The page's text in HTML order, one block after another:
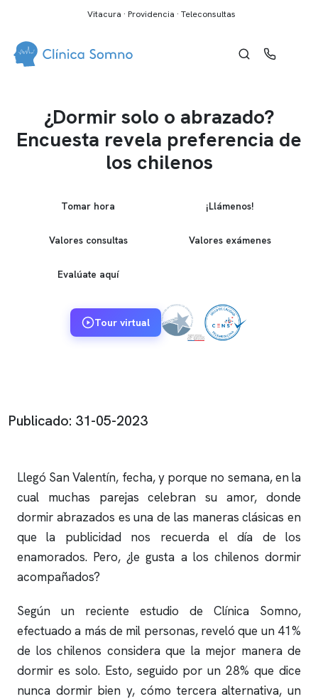
Vitacura · Providencia · Teleconsultas
¿Dormir solo o abrazado?
Encuesta revela preferencia de
los chilenos
Tomar hora ¡Llámenos!
Valores consultas Valores exámenes
Evalúate aquí
Tour virtual
Publicado: 31-05-2023
Llegó San Valentín, fecha, y porque no semana, en la
cual muchas parejas celebran su amor, donde
dormir abrazados es una de las maneras clásicas en
que la publicidad nos recuerda el día de los
enamorados. Pero, ¿le gusta a los chilenos dormir
acompañados?
Según un reciente estudio de Clínica Somno,
efectuado a más de mil personas, reveló que un 41%
de los chilenos considera que la mejor manera de
dormir es solo. Esto, seguido por un 28% que dice
nunca dormir bien y, cómo tercera alternativa, un